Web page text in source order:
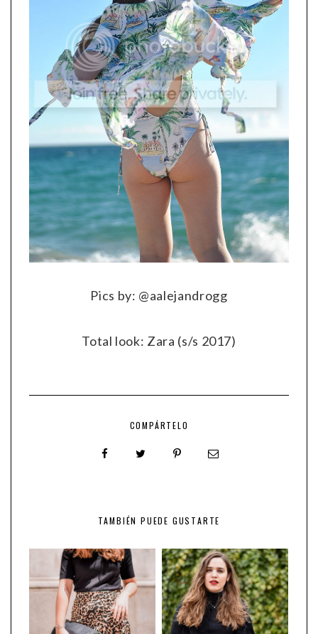
Pics by: @aalejandrogg
Total look: Zara (s/s 2017)
COMPÁRTELO
TAMBIÉN PUEDE GUSTARTE